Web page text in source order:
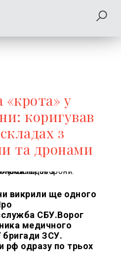
у
коригував
з
та дронами
викрили ще одного
СБУ.Ворог
медичного
бригади ЗСУ.
рф одразу по трьох